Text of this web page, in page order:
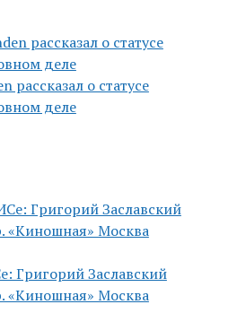
рассказал о статусе
деле
Григорий Заславский
«Киношная» Москва